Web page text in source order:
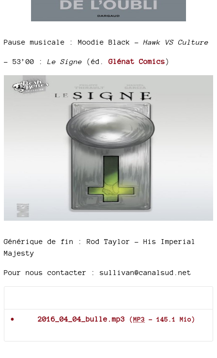
Pause musicale : Moodie Black – Hawk VS Culture
– 53’00 : Le Signe (éd.Glénat Comics)
Générique de fin : Rod Taylor – His Imperial
Majesty
Pour nous contacter : sullivan@canalsud.net
2016_04_04_bulle.mp3 (MP3 - 145.1 Mio)